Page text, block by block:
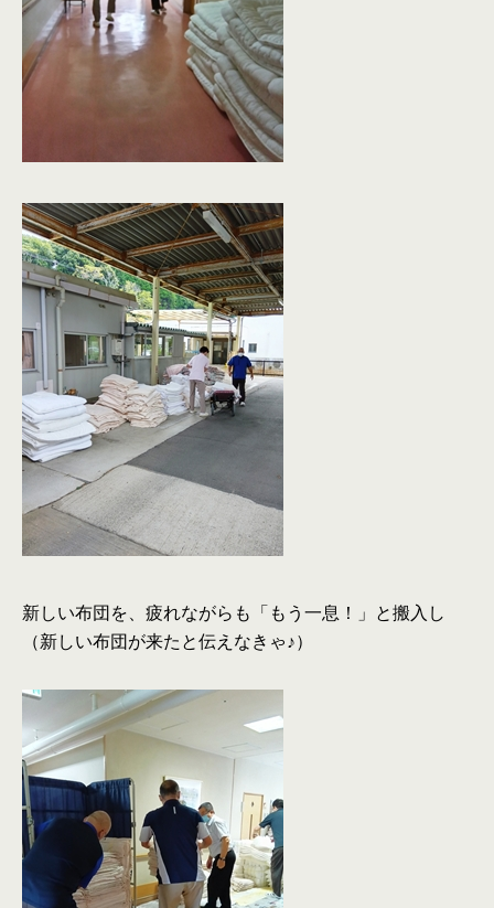
新しい布団を、疲れながらも「もう一息！」と搬入し
（新しい布団が来たと伝えなきゃ♪）